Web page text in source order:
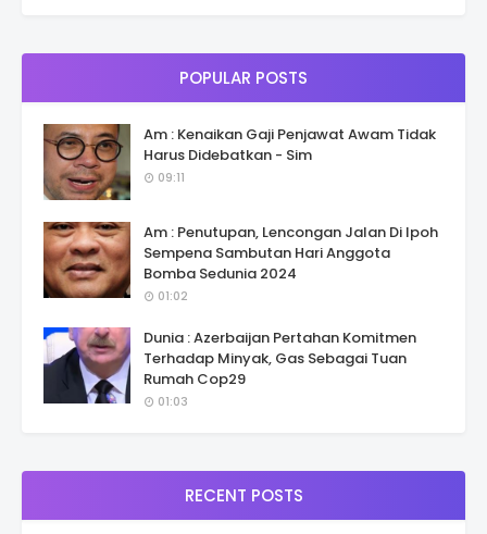
POPULAR POSTS
Am : Kenaikan Gaji Penjawat Awam Tidak
Harus Didebatkan - Sim
09:11
Am : Penutupan, Lencongan Jalan Di Ipoh
Sempena Sambutan Hari Anggota
Bomba Sedunia 2024
01:02
Dunia : Azerbaijan Pertahan Komitmen
Terhadap Minyak, Gas Sebagai Tuan
Rumah Cop29
01:03
RECENT POSTS